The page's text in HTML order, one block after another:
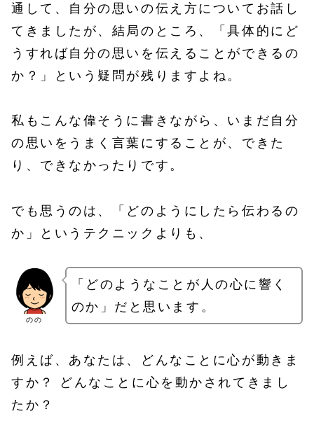
通して、自分の思いの伝え方についてお話し
てきましたが、結局のところ、「具体的にど
うすれば自分の思いを伝えることができるの
か？」という疑問が残りますよね。
私もこんな偉そうに書きながら、いまだ自分
の思いをうまく言葉にすることが、できた
り、できなかったりです。
でも思うのは、「どのようにしたら伝わるの
か」というテクニックよりも、
のの
「どのようなことが人の心に響く
のか」だと思います。
例えば、あなたは、どんなことに心が動きま
すか？ どんなことに心を動かされてきまし
たか？